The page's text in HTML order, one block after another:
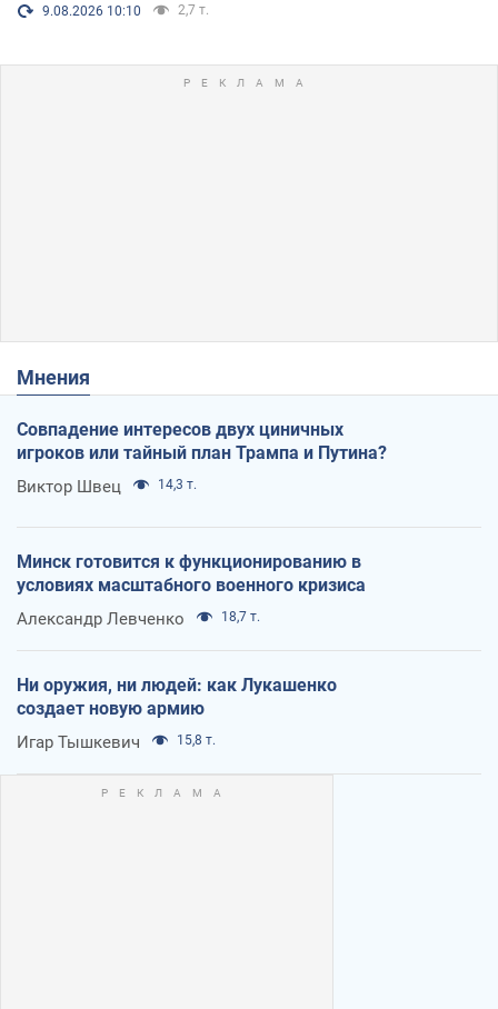
9.08.2026 10:10 2,7 т.
Мнения
Совпадение интересов двух циничных
игроков или тайный план Трампа и Путина?
Виктор Швец 14,3 т.
Минск готовится к функционированию в
условиях масштабного военного кризиса
Александр Левченко 18,7 т.
Ни оружия, ни людей: как Лукашенко
создает новую армию
Игар Тышкевич 15,8 т.